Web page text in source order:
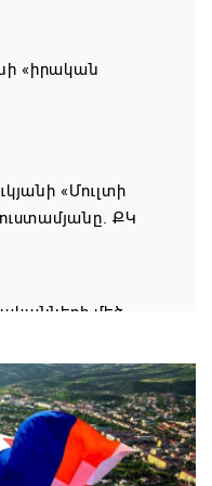
«իրական
«Մուլտի
ՔԿ
ականների մեծ